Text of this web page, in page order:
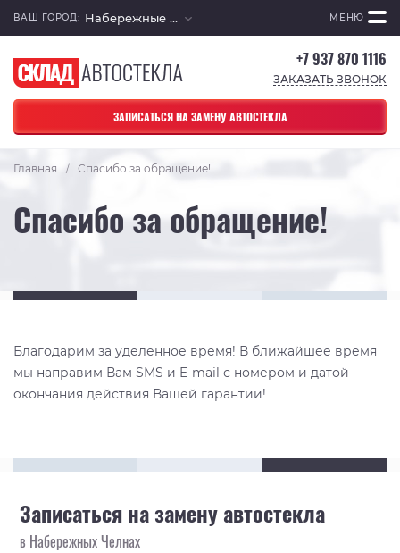
ВАШ ГОРОД: Набережные Челны МЕНЮ
+7 937 870 1116
ЗАКАЗАТЬ ЗВОНОК
ЗАПИСАТЬСЯ НА ЗАМЕНУ АВТОСТЕКЛА
Главная / Спасибо за обращение!
Спасибо за обращение!
Благодарим за уделенное время! В ближайшее время
мы направим Вам SMS и E-mail с номером и датой
окончания действия Вашей гарантии!
Записаться на замену автостекла
в Набережных Челнах